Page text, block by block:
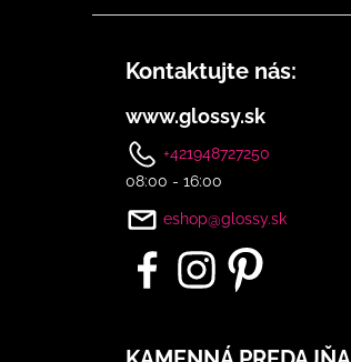
Kontaktujte nás:
www.glossy.sk
+421948727250
08:00 - 16:00
eshop@glossy.sk